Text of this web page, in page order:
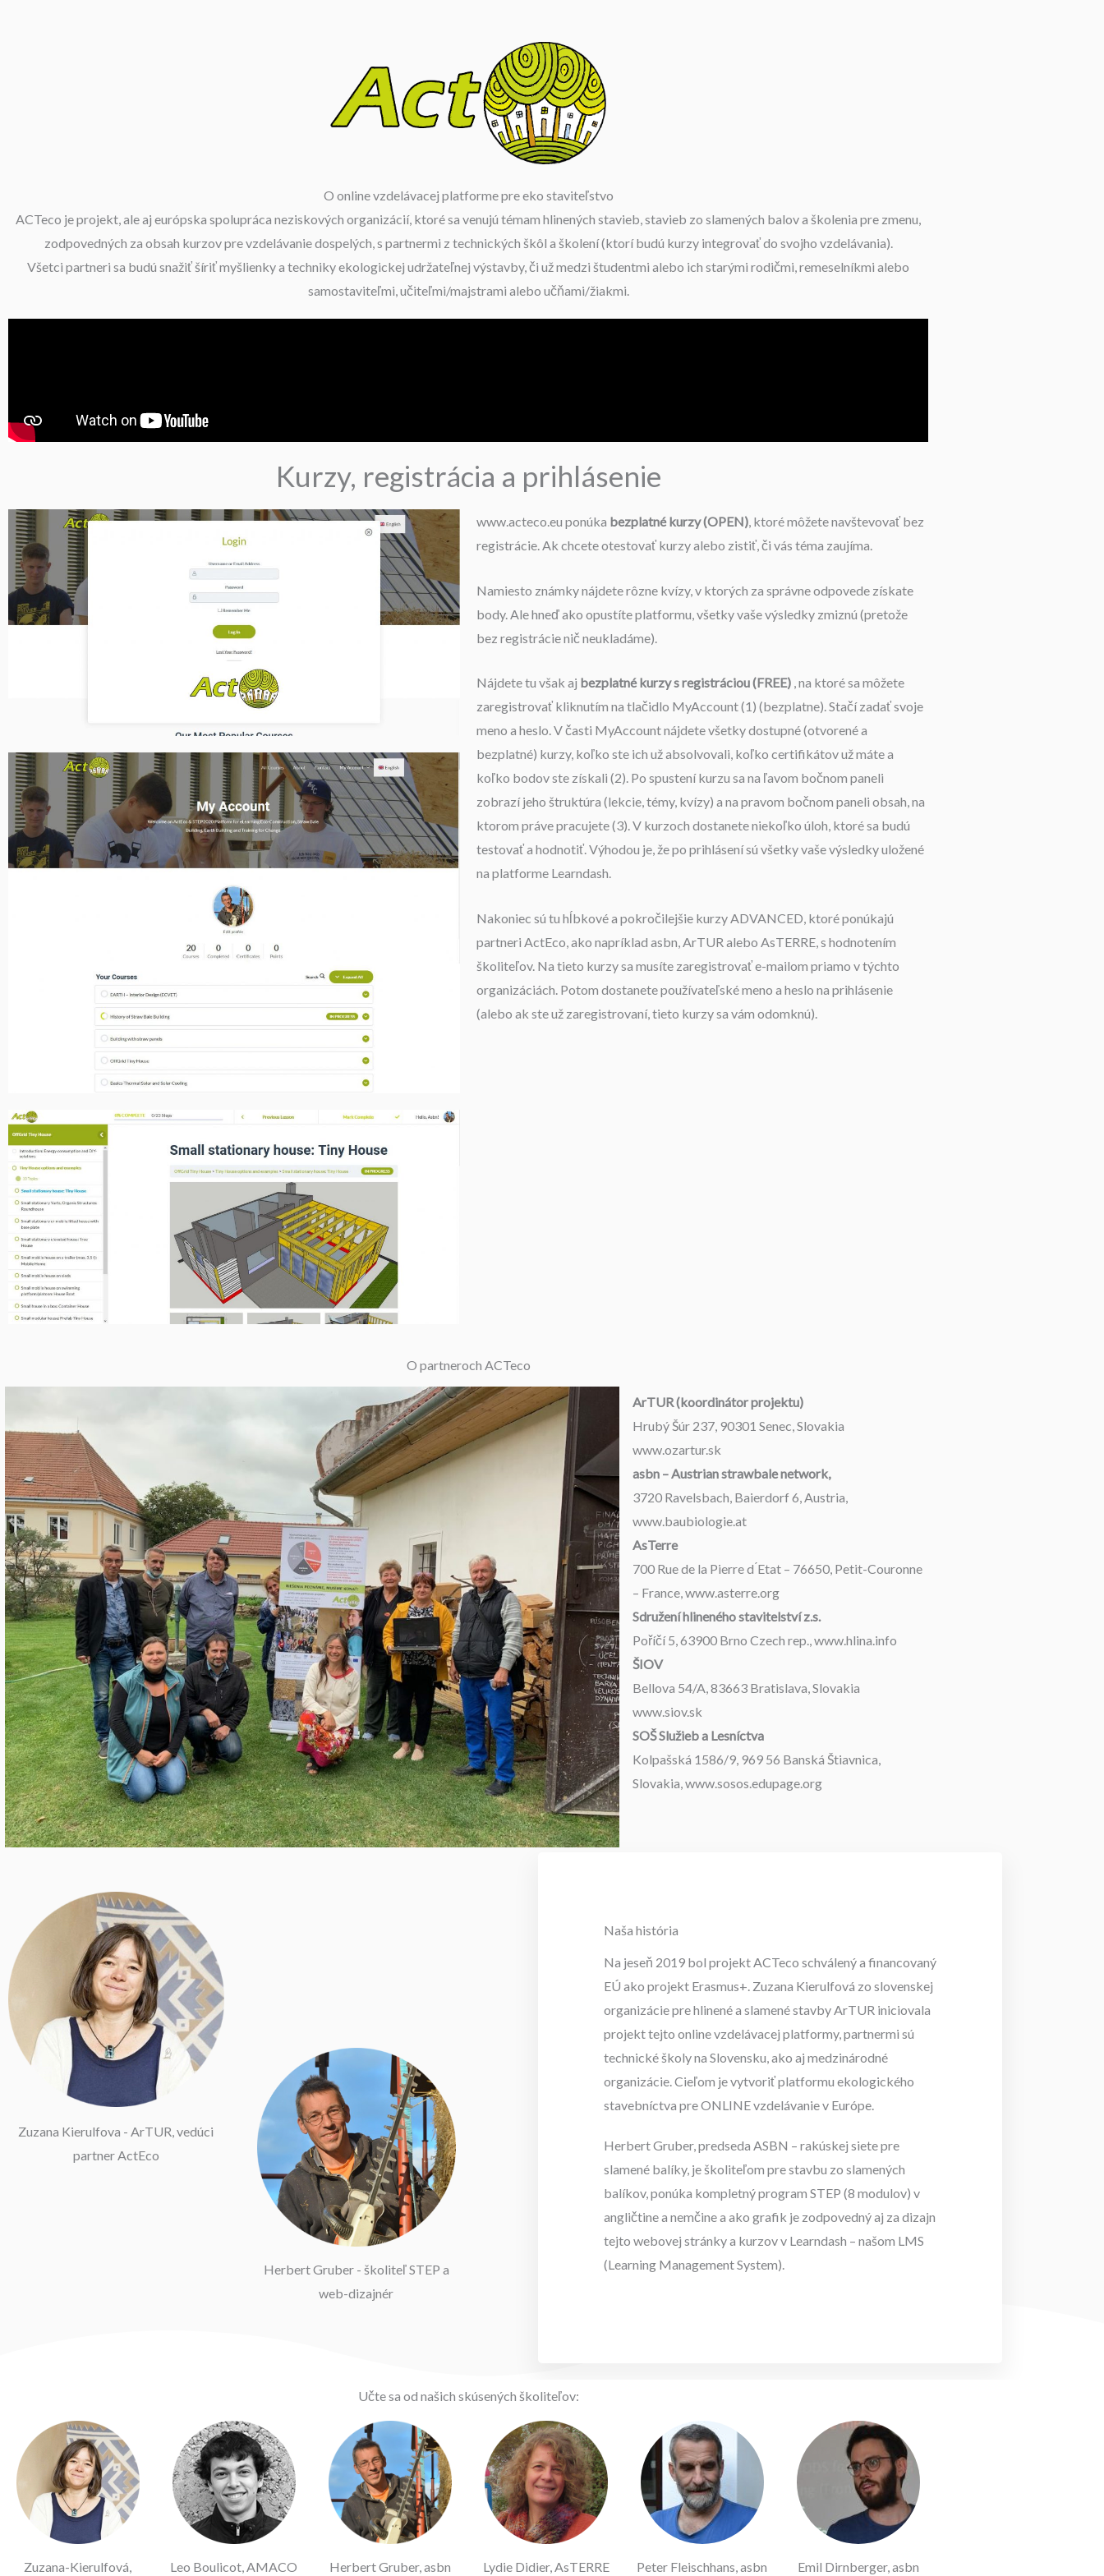
O online vzdelávacej platforme pre eko staviteľstvo
ACTeco je projekt, ale aj európska spolupráca neziskových organizácií, ktoré sa venujú témam hlinených stavieb, stavieb zo slamených balov a školenia pre zmenu,
zodpovedných za obsah kurzov pre vzdelávanie dospelých, s partnermi z technických škôl a školení (ktorí budú kurzy integrovať do svojho vzdelávania).
Všetci partneri sa budú snažiť šíriť myšlienky a techniky ekologickej udržateľnej výstavby, či už medzi študentmi alebo ich starými rodičmi, remeselníkmi alebo
samostaviteľmi, učiteľmi/majstrami alebo učňami/žiakmi.
Kurzy, registrácia a prihlásenie
www.acteco.eu ponúka bezplatné kurzy (OPEN), ktoré môžete navštevovať bez
registrácie. Ak chcete otestovať kurzy alebo zistiť, či vás téma zaujíma.
Namiesto známky nájdete rôzne kvízy, v ktorých za správne odpovede získate
body. Ale hneď ako opustíte platformu, všetky vaše výsledky zmiznú (pretože
bez registrácie nič neukladáme).
Nájdete tu však aj bezplatné kurzy s registráciou (FREE) , na ktoré sa môžete
zaregistrovať kliknutím na tlačidlo MyAccount (1) (bezplatne). Stačí zadať svoje
meno a heslo. V časti MyAccount nájdete všetky dostupné (otvorené a
bezplatné) kurzy, koľko ste ich už absolvovali, koľko certifikátov už máte a
koľko bodov ste získali (2). Po spustení kurzu sa na ľavom bočnom paneli
zobrazí jeho štruktúra (lekcie, témy, kvízy) a na pravom bočnom paneli obsah, na
ktorom práve pracujete (3). V kurzoch dostanete niekoľko úloh, ktoré sa budú
testovať a hodnotiť. Výhodou je, že po prihlásení sú všetky vaše výsledky uložené
na platforme Learndash.
Nakoniec sú tu hĺbkové a pokročilejšie kurzy ADVANCED, ktoré ponúkajú
partneri ActEco, ako napríklad asbn, ArTUR alebo AsTERRE, s hodnotením
školiteľov. Na tieto kurzy sa musíte zaregistrovať e-mailom priamo v týchto
organizáciách. Potom dostanete používateľské meno a heslo na prihlásenie
(alebo ak ste už zaregistrovaní, tieto kurzy sa vám odomknú).
O partneroch ACTeco
ArTUR (koordinátor projektu)
Hrubý Šúr 237, 90301 Senec, Slovakia
www.ozartur.sk
asbn – Austrian strawbale network,
3720 Ravelsbach, Baierdorf 6, Austria,
www.baubiologie.at
AsTerre
700 Rue de la Pierre d ́Etat – 76650, Petit-Couronne
– France, www.asterre.org
Sdružení hlineného stavitelství z.s.
Poříčí 5, 63900 Brno Czech rep., www.hlina.info
ŠIOV
Bellova 54/A, 83663 Bratislava, Slovakia
www.siov.sk
SOŠ Služieb a Lesníctva
Kolpašská 1586/9, 969 56 Banská Štiavnica,
Slovakia, www.sosos.edupage.org
Zuzana Kierulfova - ArTUR, vedúci
partner ActEco
Herbert Gruber - školiteľ STEP a
web-dizajnér
Naša história
Na jeseň 2019 bol projekt ACTeco schválený a financovaný
EÚ ako projekt Erasmus+. Zuzana Kierulfová zo slovenskej
organizácie pre hlinené a slamené stavby ArTUR iniciovala
projekt tejto online vzdelávacej platformy, partnermi sú
technické školy na Slovensku, ako aj medzinárodné
organizácie. Cieľom je vytvoriť platformu ekologického
stavebníctva pre ONLINE vzdelávanie v Európe.
Herbert Gruber, predseda ASBN – rakúskej siete pre
slamené balíky, je školiteľom pre stavbu zo slamených
balíkov, ponúka kompletný program STEP (8 modulov) v
angličtine a nemčine a ako grafik je zodpovedný aj za dizajn
tejto webovej stránky a kurzov v Learndash – našom LMS
(Learning Management System).
Učte sa od našich skúsených školiteľov:
Zuzana-Kierulfová, Leo Boulicot, AMACO Herbert Gruber, asbn Lydie Didier, AsTERRE Peter Fleischhans, asbn Emil Dirnberger, asbn